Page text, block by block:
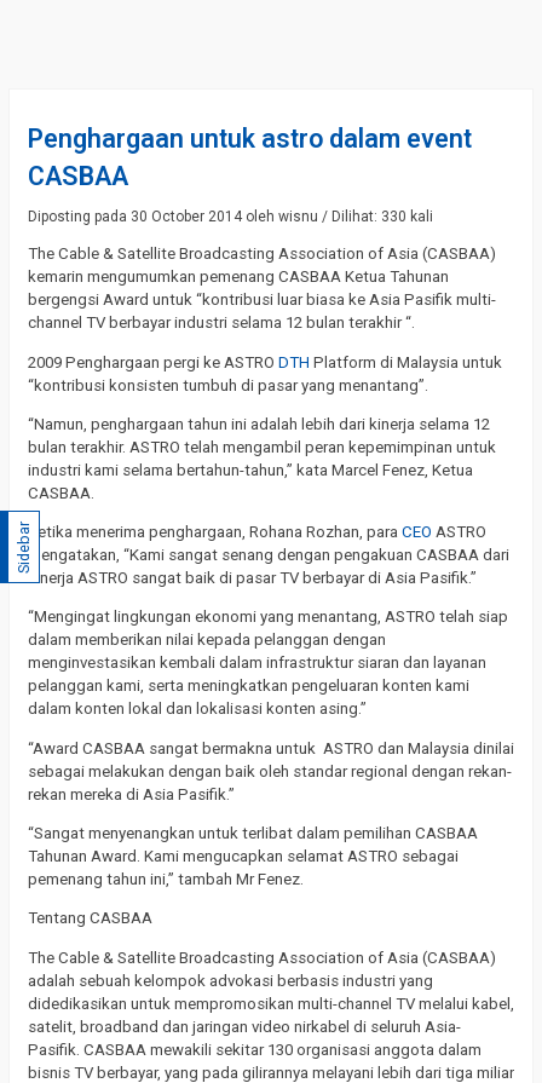
Penghargaan untuk astro dalam event
CASBAA
Diposting pada 30 October 2014 oleh wisnu / Dilihat: 330 kali
The Cable & Satellite Broadcasting Association of Asia (CASBAA)
kemarin mengumumkan pemenang CASBAA Ketua Tahunan
bergengsi Award untuk “kontribusi luar biasa ke Asia Pasifik multi-
channel TV berbayar industri selama 12 bulan terakhir “.
2009 Penghargaan pergi ke ASTRO DTH Platform di Malaysia untuk
“kontribusi konsisten tumbuh di pasar yang menantang”.
“Namun, penghargaan tahun ini adalah lebih dari kinerja selama 12
bulan terakhir. ASTRO telah mengambil peran kepemimpinan untuk
industri kami selama bertahun-tahun,” kata Marcel Fenez, Ketua
CASBAA.
Ketika menerima penghargaan, Rohana Rozhan, para CEO ASTRO
mengatakan, “Kami sangat senang dengan pengakuan CASBAA dari
kinerja ASTRO sangat baik di pasar TV berbayar di Asia Pasifik.”
“Mengingat lingkungan ekonomi yang menantang, ASTRO telah siap
dalam memberikan nilai kepada pelanggan dengan
menginvestasikan kembali dalam infrastruktur siaran dan layanan
pelanggan kami, serta meningkatkan pengeluaran konten kami
dalam konten lokal dan lokalisasi konten asing.”
“Award CASBAA sangat bermakna untuk ASTRO dan Malaysia dinilai
sebagai melakukan dengan baik oleh standar regional dengan rekan-
rekan mereka di Asia Pasifik.”
“Sangat menyenangkan untuk terlibat dalam pemilihan CASBAA
Tahunan Award. Kami mengucapkan selamat ASTRO sebagai
pemenang tahun ini,” tambah Mr Fenez.
Tentang CASBAA
The Cable & Satellite Broadcasting Association of Asia (CASBAA)
adalah sebuah kelompok advokasi berbasis industri yang
didedikasikan untuk mempromosikan multi-channel TV melalui kabel,
satelit, broadband dan jaringan video nirkabel di seluruh Asia-
Pasifik. CASBAA mewakili sekitar 130 organisasi anggota dalam
bisnis TV berbayar, yang pada gilirannya melayani lebih dari tiga miliar
Sidebar